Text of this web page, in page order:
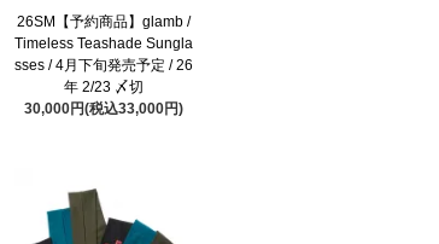
26SM【予約商品】glamb /
Timeless Teashade Sungla
sses / 4月下旬発売予定 / 26
年 2/23 〆切
30,000円(税込33,000円)